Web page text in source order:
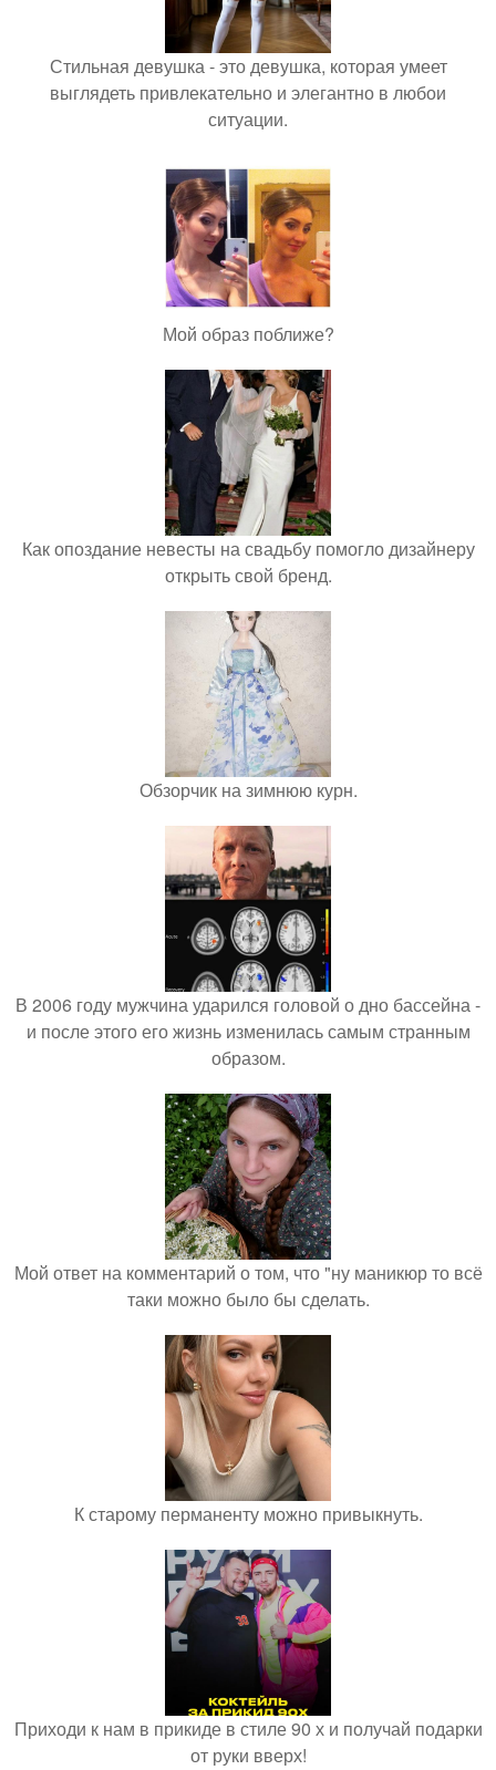
Стильная девушка - это девушка, которая умеет
выглядеть привлекательно и элегантно в любои
ситуации.
Мой образ поближе?
Как опоздание невесты на свадьбу помогло дизайнеру
открыть свой бренд.
Обзорчик на зимнюю курн.
В 2006 году мужчина ударился головой о дно бассейна -
и после этого его жизнь изменилась самым странным
образом.
Мой ответ на комментарий о том, что "ну маникюр то всё
таки можно было бы сделать.
К старому перманенту можно привыкнуть.
Приходи к нам в прикиде в стиле 90 х и получай подарки
от руки вверх!